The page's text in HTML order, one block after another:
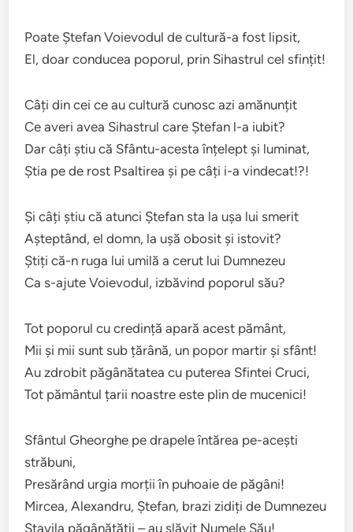
Poate Ștefan Voievodul de cultură-a fost lipsit,
El, doar conducea poporul, prin Sihastrul cel sfințit!
Câți din cei ce au cultură cunosc azi amănunțit
Ce averi avea Sihastrul care Ștefan l-a iubit?
Dar câți știu că Sfântu-acesta înțelept și luminat,
Știa pe de rost Psaltirea și pe câți i-a vindecat!?!
Și câți știu că atunci Ștefan sta la ușa lui smerit
Așteptând, el domn, la ușă obosit și istovit?
Știți că-n ruga lui umilă a cerut lui Dumnezeu
Ca s-ajute Voievodul, izbăvind poporul său?
Tot poporul cu credință apară acest pământ,
Mii și mii sunt sub țărână, un popor martir și sfânt!
Au zdrobit păgânătatea cu puterea Sfintei Cruci,
Tot pământul țarii noastre este plin de mucenici!
Sfântul Gheorghe pe drapele întărea pe-acești
străbuni,
Presărând urgia morții în puhoaie de păgâni!
Mircea, Alexandru, Ștefan, brazi zidiți de Dumnezeu
Stavila păgânătății – au slăvit Numele Său!